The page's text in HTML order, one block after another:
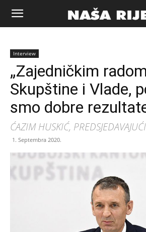
Naša
riječ
Interview
„Zajedničkim
Skupštine i Vlade,
smo dobre
ĆAZIM HUSKIĆ,
1. Septembra 2020.